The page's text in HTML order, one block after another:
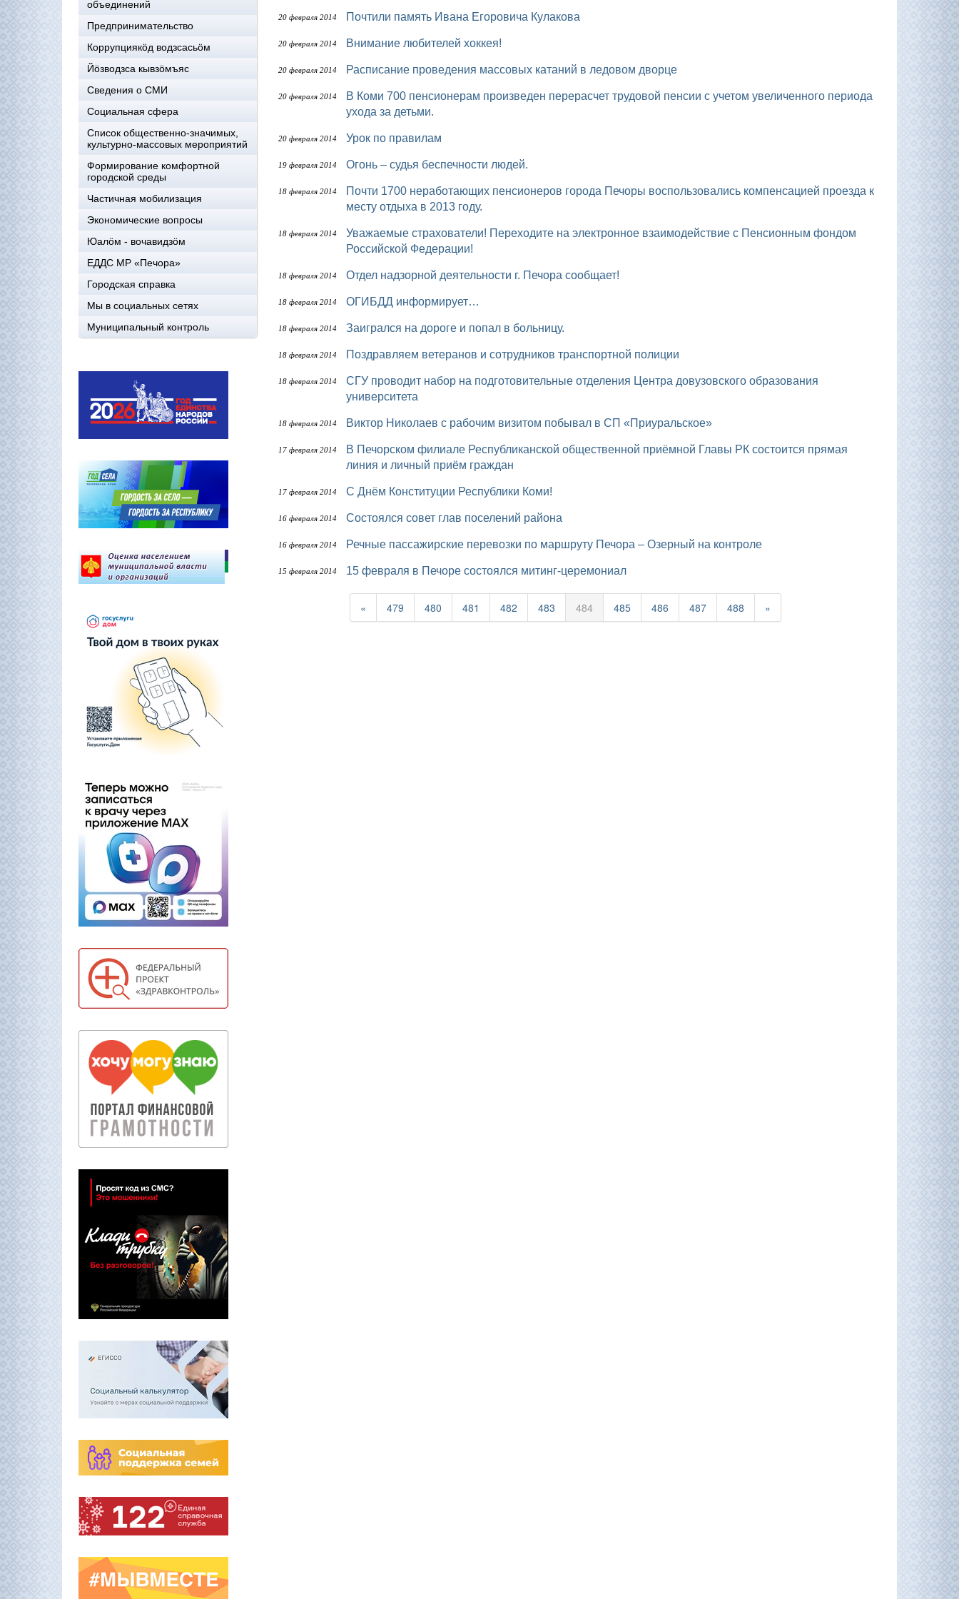
объединений
Предпринимательство
Коррупциякöд водзсасьöм
Йöзводзса кывзöмъяс
Сведения о СМИ
Социальная сфера
Список общественно-значимых,
культурно-массовых мероприятий
Формирование комфортной
городской среды
Частичная мобилизация
Экономические вопросы
Юалӧм - вочавидзӧм
ЕДДС МР «Печора»
Городская справка
Мы в социальных сетях
Муниципальный контроль
20 февраля 2014 Почтили память Ивана Егоровича Кулакова
20 февраля 2014 Внимание любителей хоккея!
20 февраля 2014 Расписание проведения массовых катаний в ледовом дворце
20 февраля 2014
В Коми 700 пенсионерам произведен перерасчет трудовой пенсии с учетом увеличенного периода
ухода за детьми.
20 февраля 2014 Урок по правилам
19 февраля 2014 Огонь – судья беспечности людей.
18 февраля 2014
Почти 1700 неработающих пенсионеров города Печоры воспользовались компенсацией проезда к
месту отдыха в 2013 году.
18 февраля 2014
Уважаемые страхователи! Переходите на электронное взаимодействие с Пенсионным фондом
Российской Федерации!
18 февраля 2014 Отдел надзорной деятельности г. Печора сообщает!
18 февраля 2014 ОГИБДД информирует…
18 февраля 2014 Заигрался на дороге и попал в больницу.
18 февраля 2014 Поздравляем ветеранов и сотрудников транспортной полиции
18 февраля 2014
СГУ проводит набор на подготовительные отделения Центра довузовского образования
университета
18 февраля 2014 Виктор Николаев с рабочим визитом побывал в СП «Приуральское»
17 февраля 2014
В Печорском филиале Республиканской общественной приёмной Главы РК состоится прямая
линия и личный приём граждан
17 февраля 2014 с Днём Конституции Республики Коми!
16 февраля 2014 Состоялся совет глав поселений района
16 февраля 2014 Речные пассажирские перевозки по маршруту Печора – Озерный на контроле
15 февраля 2014 15 февраля в Печоре состоялся митинг-церемониал
« 479 480 481 482 483 484 485 486 487 488 »